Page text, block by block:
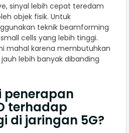
sinyal lebih cepat teredam
objek fisik. Untuk
teknik beamforming
cells yang lebih tinggi.
mahal karena membutuhkan
lebih banyak dibanding
penerapan
terhadap
di jaringan 5G?